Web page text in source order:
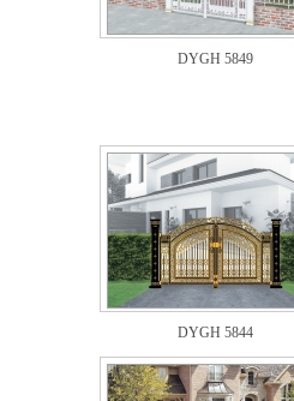
DYGH 5849
DYGH 5844